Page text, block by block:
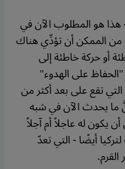
هو المطلوب الآن في
من الممكن أن تؤدِّي هناك
أو حركة خاطئة إلى
على الهدوء"
تقع على بعد أكثر من
ما يحدث الآن في شبه
يكون له عاجلاً أم آجلاً
أيضًا - التي تعدّ